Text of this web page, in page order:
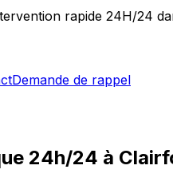
rapide 24H/24
Demande de rappel
24h/24 à